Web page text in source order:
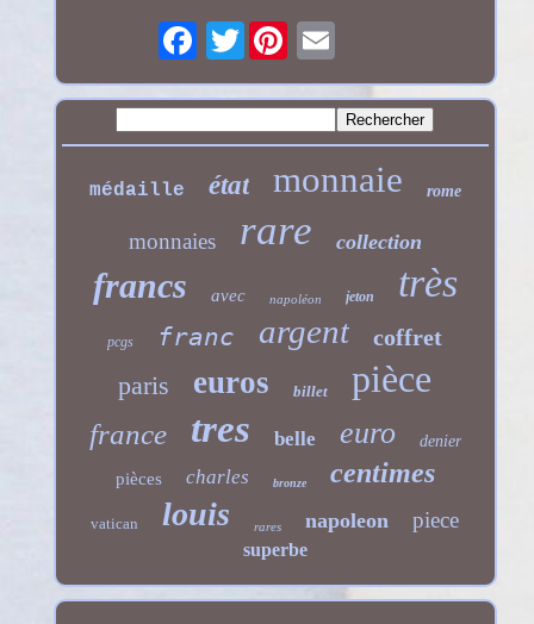
Twitter
médaille état monnaie rome
monnaies rare collection
francs avec napoléon jeton très
pcgs franc argent coffret
paris euros billet pièce
france tres belle euro denier
pièces charles bronze centimes
vatican louis rares napoleon piece
superbe